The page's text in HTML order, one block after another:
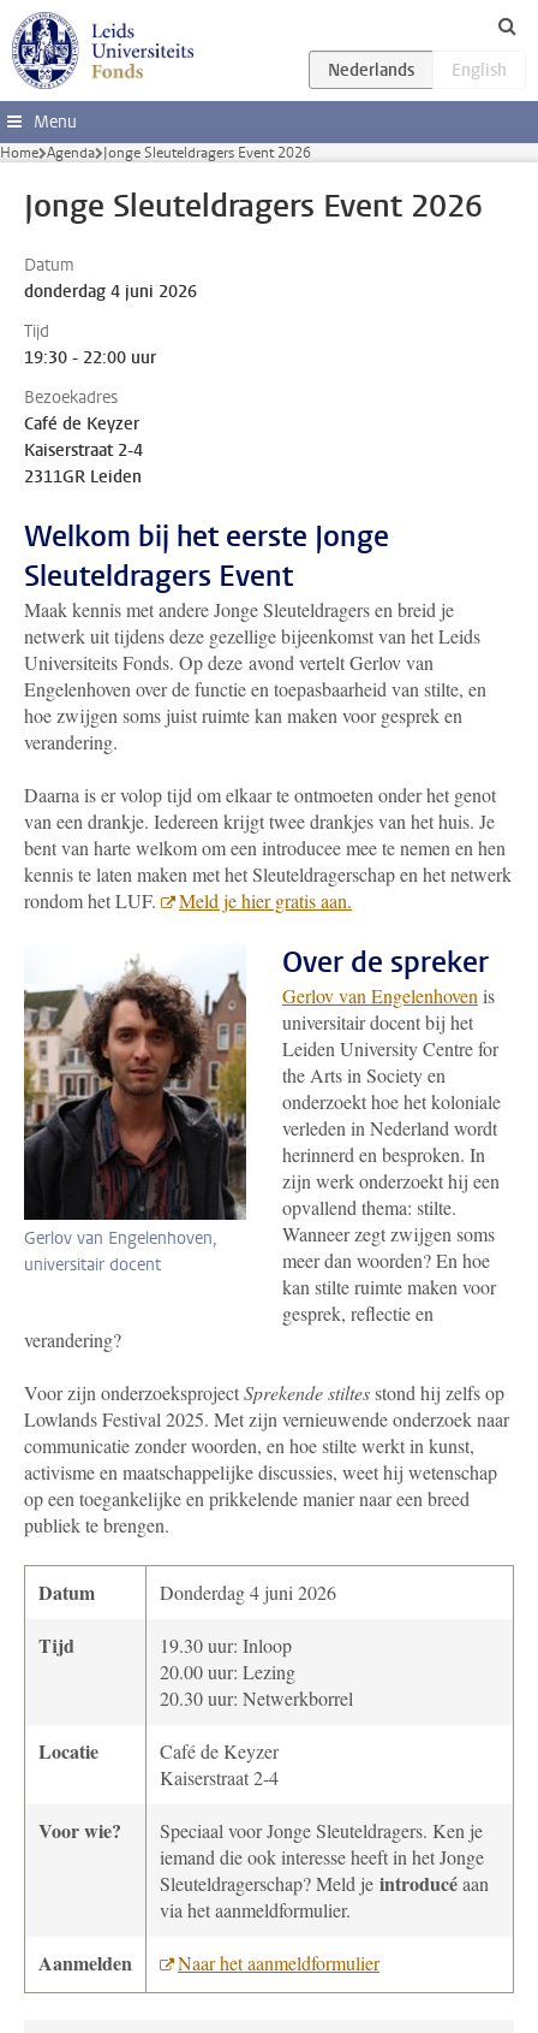
Ga direct naar de inhoud
Menu
Home Agenda Jonge Sleuteldragers Event 2026
Jonge Sleuteldragers Event 2026
Datum
donderdag 4 juni 2026
Tijd
19:30 - 22:00 uur
Bezoekadres
Café de Keyzer
Kaiserstraat 2-4
2311GR Leiden
Welkom bij het eerste Jonge
Sleuteldragers Event
Maak kennis met andere Jonge Sleuteldragers en breid je
netwerk uit tijdens deze gezellige bijeenkomst van het Leids
Universiteits Fonds. Op deze avond vertelt Gerlov van
Engelenhoven over de functie en toepasbaarheid van stilte, en
hoe zwijgen soms juist ruimte kan maken voor gesprek en
verandering.
Daarna is er volop tijd om elkaar te ontmoeten onder het genot
van een drankje. Iedereen krijgt twee drankjes van het huis. Je
bent van harte welkom om een introducee mee te nemen en hen
kennis te laten maken met het Sleuteldragerschap en het netwerk
rondom het LUF.
Meld je hier gratis aan.
Gerlov van Engelenhoven,
universitair docent
Over de spreker
Gerlov van Engelenhoven is
universitair docent bij het
Leiden University Centre for
the Arts in Society en
onderzoekt hoe het koloniale
verleden in Nederland wordt
herinnerd en besproken. In
zijn werk onderzoekt hij een
opvallend thema: stilte.
Wanneer zegt zwijgen soms
meer dan woorden? En hoe
kan stilte ruimte maken voor
gesprek, reflectie en
verandering?
Voor zijn onderzoeksprojectSprekende stiltesstond hij zelfs op
Lowlands Festival 2025. Met zijn vernieuwende onderzoek naar
communicatie zonder woorden, en hoe stilte werkt in kunst,
activisme en maatschappelijke discussies, weet hij wetenschap
op een toegankelijke en prikkelende manier naar een breed
publiek te brengen.
Datum Donderdag 4 juni 2026
Tijd
19.30 uur: Inloop
20.00 uur: Lezing
20.30 uur: Netwerkborrel
Locatie
Café de Keyzer
Kaiserstraat 2-4
Voor wie?
Speciaal voor Jonge Sleuteldragers. Ken je
iemand die ook interesse heeft in het Jonge
Sleuteldragerschap? Meld je introducéaan
via het aanmeldformulier.
Aanmelden Naar het aanmeldformulier